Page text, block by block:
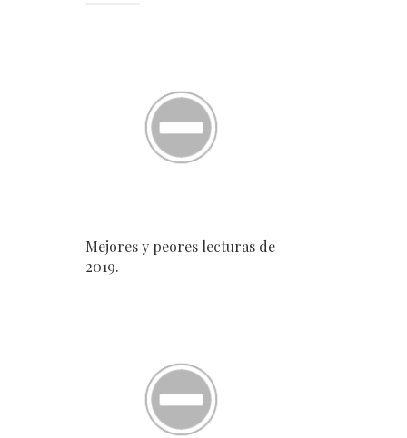
Mejores y peores lecturas de
2019.